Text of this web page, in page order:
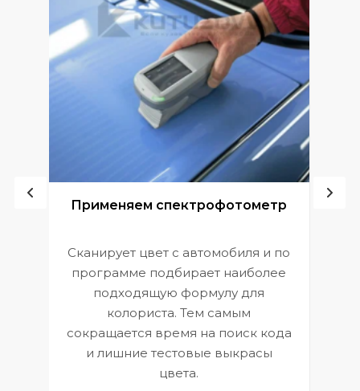
Применяем спектрофотометр
Сканирует цвет с автомобиля и по
программе подбирает наиболее
подходящую формулу для
колориста. Тем самым
сокращается время на поиск кода
и лишние тестовые выкрасы
цвета.